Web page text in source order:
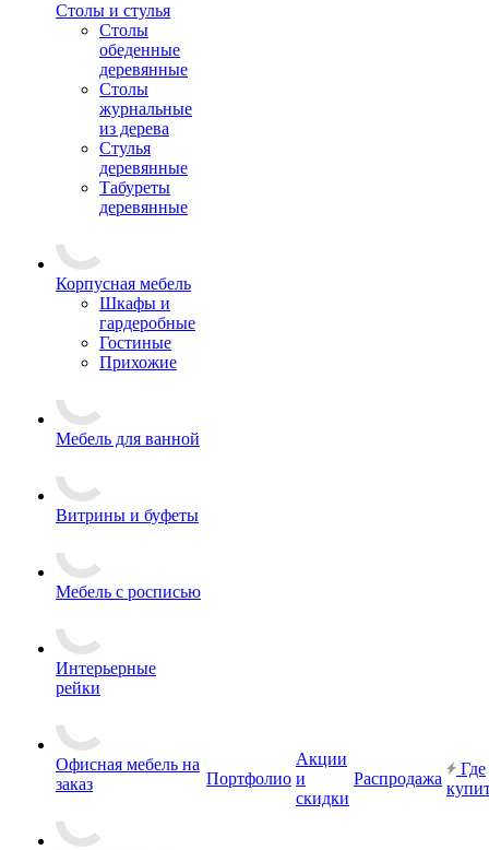
Столы и стулья
Столы
обеденные
деревянные
Столы
журнальные
из дерева
Стулья
деревянные
Табуреты
деревянные
Корпусная мебель
Шкафы и
гардеробные
Гостиные
Прихожие
Мебель для ванной
Витрины и буфеты
Мебель с росписью
Интерьерные
рейки
Офисная мебель на
заказ
Портфолио
Акции
и
скидки
Распродажа
Где